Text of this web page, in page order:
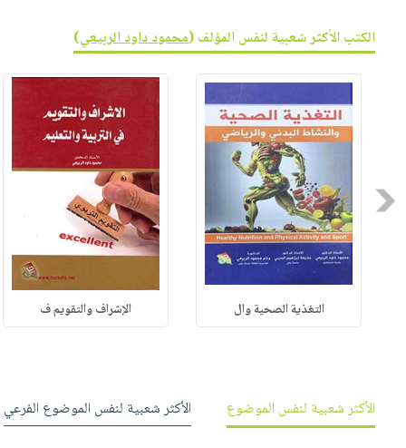
أطفال
أسئلة
يتكرر
خدمات
انشر
كتابك
تواصل
عربة
التسوق
الإصدارات
الكتب الأكثر شعبية لنفس المؤلف (محمود داود الربيعي)
Previous
التغذية الصحية وال الإشراف والتقويم ف
الأكثر شعبية لنفس الموضوع الأكثر شعبية لنفس الموضوع الفرعي